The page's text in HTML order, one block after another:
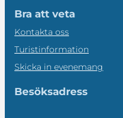
Bra att veta
Kontakta oss
Turistinformation
Skicka in evenemang
Besöksadress